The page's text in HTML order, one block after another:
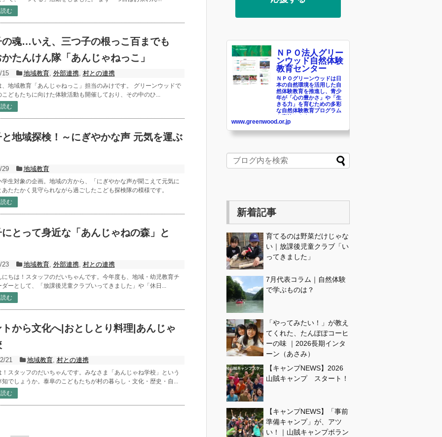
む
の魂…いえ、三つ子の根っこ百までも
たんけん隊「あんじゃねっこ」
15 地域教育, 外部連携, 村との連携
、地域教育「あんじゃねっこ」担当のみけです。 グリーンウッドで
こどもたちに向けた体験活動も開催しており、その中のひ...
む
地域探検！～にぎやかな声 元気を運ぶ
29 地域教育
学生対象の企画。地域の方から、「にぎやかな声が聞こえて元気に
たたかく見守られながら過ごしたこども探検隊の模様です。
む
とって身近な「あんじゃねの森」と
23 地域教育, 外部連携, 村との連携
にちは！スタッフのだいちゃんです。今年度も、地域・幼児教育チ
ダーとして、「放課後児童クラブいってきました」や「休日...
む
から文化へ|おとしとり料理|あんじゃ
21 地域教育, 村との連携
！スタッフのだいちゃんです。みなさま「あんじゃね学校」という
知でしょうか。泰阜のこどもたちが村の暮らし・文化・歴史・自...
む
ＮＰＯ法人グリー
ンウッド自然体験
教育センター
ＮＰＯグリーンウッドは日
本の自然環境を活用した自
然体験教育を推進し、青少
年が「心の豊かさ」や「生
きる力」を育むための多彩
な自然体験教育プログラム
を実施します。
www.greenwood.or.jp
新着記事
育てるのは野菜だけじゃな
い｜放課後児童クラブ「い
ってきました」
7月代表コラム｜自然体験
で学ぶものは？
「やってみたい！」が教え
てくれた、たんぽぽコーヒ
ーの味 ｜2026長期インタ
ーン（あさみ）
【キャンプNEWS】2026
山賊キャンプ スタート！
【キャンプNEWS】「事前
準備キャンプ」が、アツ
い！｜山賊キャンプボラン